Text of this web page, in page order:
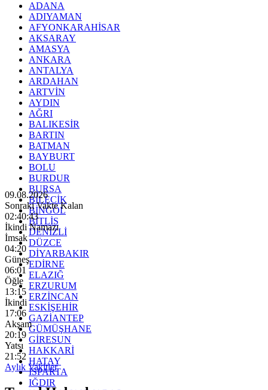
ADANA
ADIYAMAN
AFYONKARAHİSAR
AKSARAY
AMASYA
ANKARA
ANTALYA
ARDAHAN
ARTVİN
AYDIN
AĞRI
BALIKESİR
BARTIN
BATMAN
BAYBURT
BOLU
BURDUR
BURSA
BİLECİK
BİNGÖL
BİTLİS
DENİZLİ
DÜZCE
DİYARBAKIR
EDİRNE
ELAZIĞ
ERZURUM
ERZİNCAN
ESKİŞEHİR
GAZİANTEP
GÜMÜŞHANE
GİRESUN
HAKKARİ
HATAY
ISPARTA
IĞDIR
09.08.2026
Sonraki Vakte Kalan
02:40:41
İkindi Namazı
İmsak
04:20
Güneş
06:01
Öğle
13:15
İkindi
17:06
Akşam
20:19
Yatsı
21:52
Aylık Vakitler